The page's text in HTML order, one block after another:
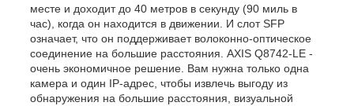
месте и доходит до 40 метров в секунду (90 миль в
час), когда он находится в движении. И слот SFP
означает, что он поддерживает волоконно-оптическое
соединение на большие расстояния. AXIS Q8742-LE -
очень экономичное решение. Вам нужна только одна
камера и один IP-адрес, чтобы извлечь выгоду из
обнаружения на большие расстояния, визуальной